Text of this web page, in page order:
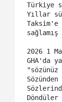
Türkiye
Yıllar
2026 1
GHA'da
"sözünüz
Döndüler